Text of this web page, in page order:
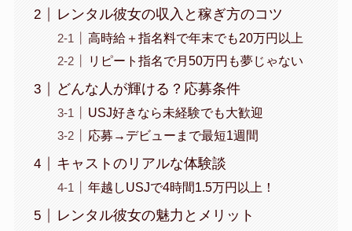
レンタル彼女の収入と稼ぎ方のコツ
高時給＋指名料で年末でも20万円以上
リピート指名で月50万円も夢じゃない
どんな人が輝ける？応募条件
USJ好きなら未経験でも大歓迎
応募→デビューまで最短1週間
キャストのリアルな体験談
年越しUSJで4時間1.5万円以上！
レンタル彼女の魅力とメリット